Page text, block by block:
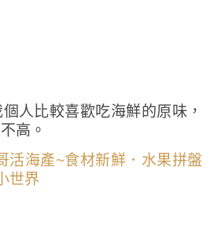
人比較喜歡吃海鮮的原味，
高。